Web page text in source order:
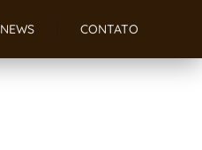
NEWS CONTATO